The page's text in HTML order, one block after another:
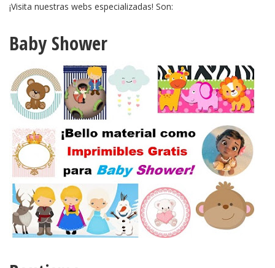
¡Visita nuestras webs especializadas! Son:
Baby Shower